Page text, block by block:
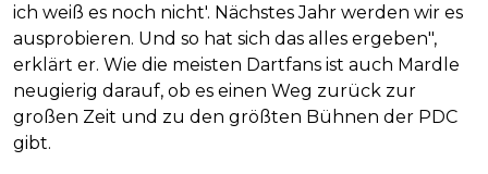
ich weiß es noch nicht'. Nächstes Jahr werden wir es
ausprobieren. Und so hat sich das alles ergeben",
erklärt er. Wie die meisten Dartfans ist auch Mardle
neugierig darauf, ob es einen Weg zurück zur
großen Zeit und zu den größten Bühnen der PDC
gibt.